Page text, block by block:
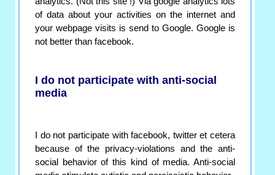
of data about your activities on the internet and
your webpage visits is send to Google. Google is
not better than facebook.
I do not participate with anti-social
media
I do not participate with facebook, twitter et cetera
because of the privacy-violations and the anti-
social behavior of this kind of media. Anti-social